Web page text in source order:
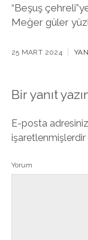
“Beşuş
Meğer güler
25 MART 2024
Bir yanıt
E-posta
işaretlenmişlerdir
Yorum